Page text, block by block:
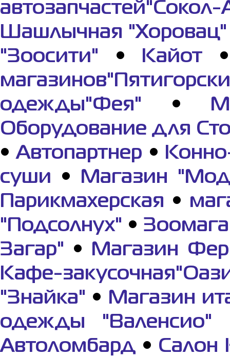
Шашлычная "Хоровац"
"Зоосити" • Кайот
одежды"Фея" •
Оборудование для
•Автопартнер •
суши •
Магазин
Парикмахерская •
"Подсолнух" •
Загар" •
Магазин
Кафе-
"Знайка" •
Магазин
одежды "Валенсио"
Автоломбард • Салон